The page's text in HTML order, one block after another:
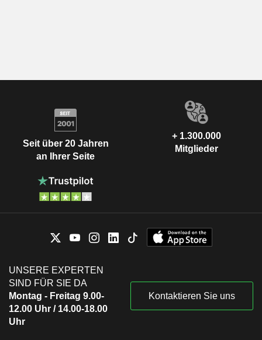
Seit über 20 Jahren
an Ihrer Seite
+ 1.300.000
Mitglieder
UNSERE EXPERTEN
SIND FÜR SIE DA
Montag - Freitag 9.00-
12.00 Uhr / 14.00-18.00
Uhr
Kontaktieren Sie uns